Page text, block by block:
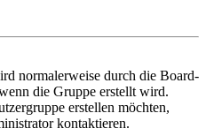
normalerweise durch die Board-
die Gruppe erstellt wird.
erstellen möchten,
kontaktieren.